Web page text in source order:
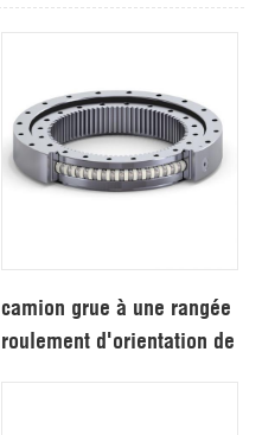
camion grue à une rangée
roulement d'orientation de